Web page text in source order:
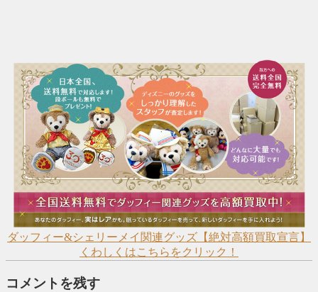
ダッフィー&シェリーメイ関連グッズ【絶対高額買取宣言】
くわしくはこちらをクリック！
コメントを残す